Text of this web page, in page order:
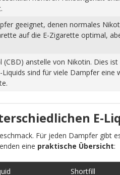
geeignet, denen normales
auf die E-Zigarette optimal,
(CBD) anstelle von Nikotin. Dies
Liquids sind für viele Dampfer
E-
Für jeden Dampfer gibt
eine praktische Übersicht:
Shortfill